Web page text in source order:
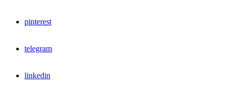
pinterest
telegram
linkedin